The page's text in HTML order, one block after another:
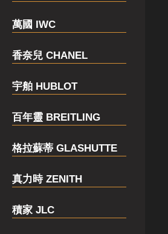
萬國 IWC
香奈兒 CHANEL
宇舶 HUBLOT
百年靈 BREITLING
格拉蘇蒂 GLASHUTTE
真力時 ZENITH
積家 JLC